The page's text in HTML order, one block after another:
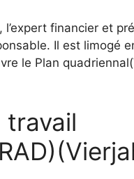
financier et
Il est limogé
le Plan
travail